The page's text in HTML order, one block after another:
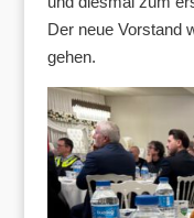
Der neue Vorstand
gehen.